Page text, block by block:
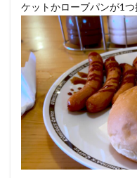
ケットかローブパンが1つ